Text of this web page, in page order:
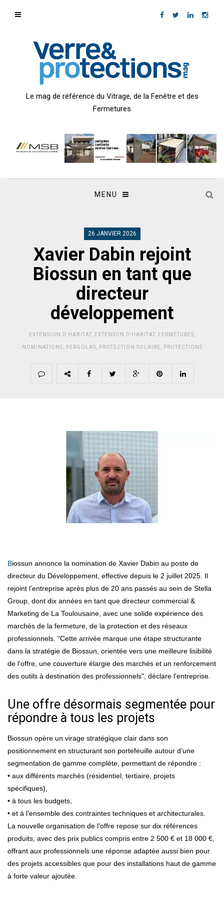
Le mag de référence du Vitrage, de la Fenêtre et des
Fermetures
MENU
26 JANVIER 2026
Xavier Dabin rejoint
Biossun en tant que
directeur
développement
EXTENSION D'HABITAT, EXTENSON D'HABITAT, FERMETURES
NOMINATIONS PERGOLAS PROTECTION SOLAIRE PROTECTIONS
Biossun annonce la nomination de Xavier Dabin au poste de
directeur du Développement, effective depuis le 2 juillet 2025. Il
rejoint l’entreprise après plus de 20 ans passés au sein de Stella
Group, dont dix années en tant que directeur commercial &
Marketing de La Toulousaine, avec une solide expérience des
marchés de la fermeture, de la protection et des réseaux
professionnels. "Cette arrivée marque une étape structurante
dans la stratégie de Biossun, orientée vers une meilleure lisibilité
de l’offre, une couverture élargie des marchés et un renforcement
des outils à destination des professionnels", déclare l'entreprise.
Une offre désormais segmentée pour
répondre à tous les projets
Biossun opère un virage stratégique clair dans son
positionnement en structurant son portefeuille autour d’une
segmentation de gamme complète, permettant de répondre :
• aux différents marchés (résidentiel, tertiaire, projets
spécifiques),
• à tous les budgets,
• et à l’ensemble des contraintes techniques et architecturales.
La nouvelle organisation de l’offre repose sur dix références
produits, avec des prix publics compris entre 2 500 € et 18 000 €,
offrant aux professionnels une réponse adaptée aussi bien pour
des projets accessibles que pour des installations haut de gamme
à forte valeur ajoutée.